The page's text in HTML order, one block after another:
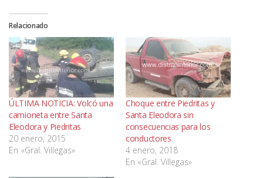
Relacionado
ÚLTIMA NOTICIA: Volcó una
camioneta entre Santa
Eleodora y Piedritas
20 enero, 2015
En «Gral. Villegas»
Choque entre Piedritas y
Santa Eleodora sin
consecuencias para los
conductores
4 enero, 2018
En «Gral. Villegas»